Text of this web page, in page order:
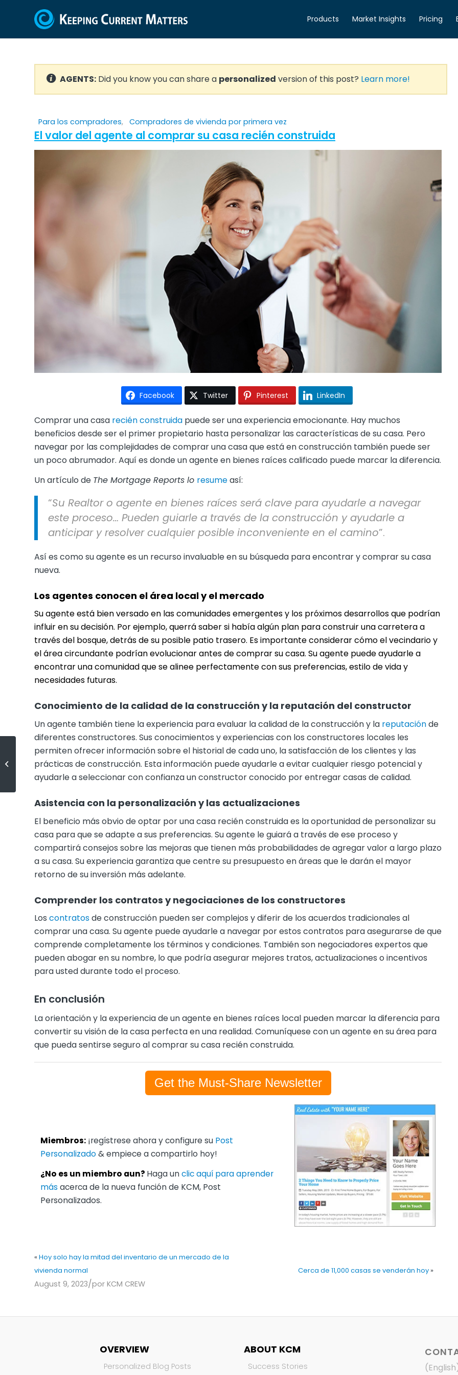
Products Market Insights Pricing
AGENTS: Did you know you can share a personalized version of this post? Learn more!
Para los compradores, Compradores de vivienda por primera vez
El valor del agente al comprar su casa recién construida
Facebook Twitter Pinterest LinkedIn
Comprar una casa recién construida puede ser una experiencia emocionante. Hay muchos
beneficios desde ser el primer propietario hasta personalizar las características de su casa. Pero
navegar por las complejidades de comprar una casa que está en construcción también puede ser
un poco abrumador. Aquí es donde un agente en bienes raíces calificado puede marcar la diferencia.
Un artículo de The Mortgage Reports lo resumeasí:
“Su Realtor o agente en bienes raíces será clave para ayudarle a navegar
este proceso… Pueden guiarle a través de la construcción y ayudarle a
anticipar y resolver cualquier posible inconveniente en el camino”.
Así es como su agente es un recurso invaluable en su búsqueda para encontrar y comprar su casa
nueva.
Los agentes conocen el área local y el mercado
Su agente está bien versado en las comunidades emergentes y los próximos desarrollos que podrían
influir en su decisión. Por ejemplo, querrá saber si había algún plan para construir una carretera a
través del bosque, detrás de su posible patio trasero. Es importante considerar cómo el vecindario y
el área circundante podrían evolucionar antes de comprar su casa. Su agente puede ayudarle a
encontrar una comunidad que se alinee perfectamente con sus preferencias, estilo de vida y
necesidades futuras.
Conocimiento de la calidad de la construcción y la reputación del constructor
Un agente también tiene la experiencia para evaluar la calidad de la construcción y la reputaciónde
diferentes constructores. Sus conocimientos y experiencias con los constructores locales les
permiten ofrecer información sobre el historial de cada uno, la satisfacción de los clientes y las
prácticas de construcción. Esta información puede ayudarle a evitar cualquier riesgo potencial y
ayudarle a seleccionar con confianza un constructor conocido por entregar casas de calidad.
Asistencia con la personalización y las actualizaciones
El beneficio más obvio de optar por una casa recién construida es la oportunidad de personalizar su
casa para que se adapte a sus preferencias. Su agente le guiará a través de ese proceso y
compartirá consejos sobre las mejoras que tienen más probabilidades de agregar valor a largo plazo
a su casa. Su experiencia garantiza que centre su presupuesto en áreas que le darán el mayor
retorno de su inversión más adelante.
Comprender los contratos y negociaciones de los constructores
Los contratosde construcción pueden ser complejos y diferir de los acuerdos tradicionales al
comprar una casa. Su agente puede ayudarle a navegar por estos contratos para asegurarse de que
comprende completamente los términos y condiciones. También son negociadores expertos que
pueden abogar en su nombre, lo que podría asegurar mejores tratos, actualizaciones o incentivos
para usted durante todo el proceso.
En conclusión
La orientación y la experiencia de un agente en bienes raíces local pueden marcar la diferencia para
convertir su visión de la casa perfecta en una realidad. Comuníquese con un agente en su área para
que pueda sentirse seguro al comprar su casa recién construida.
Get the Must-Share Newsletter
Miembros: ¡regístrese ahora y configure su Post
Personalizado& empiece a compartirlo hoy!
¿No es un miembro aun? Haga unclic aquí para aprender
más acerca de la nueva función de KCM, Post
Personalizados.
« Hoy solo hay la mitad del inventario de un mercado de la
vivienda normal
Cerca de 11,000 casas se venderán hoy »
August 9, 2023/por KCM CREW
OVERVIEW
Personalized Blog Posts
ABOUT KCM
Success Stories
Hoy solo hay la mitad del
inventario de un mercado de la
vivienda normal